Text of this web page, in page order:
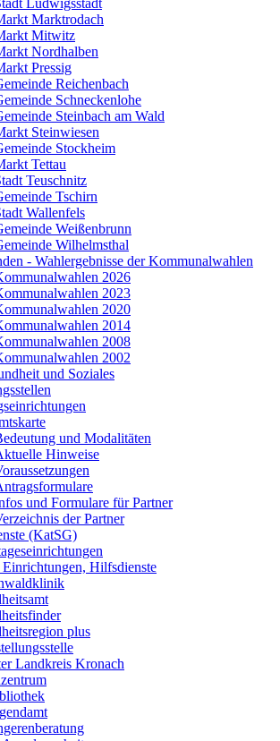
Ludwigsstadt
Marktrodach
Mitwitz
Nordhalben
Pressig
Reichenbach
Schneckenlohe
Steinbach am Wald
Steinwiesen
Stockheim
Tettau
Teuschnitz
Tschirn
Wallenfels
Weißenbrunn
Wilhelmsthal
- Wahlergebnisse der Kommunalwahlen
2026
2023
2020
2014
2008
2002
und Soziales
und Modalitäten
Hinweise
und Formulare für Partner
der Partner
(KatSG)
Einrichtungen, Hilfsdienste
plus
Landkreis Kronach